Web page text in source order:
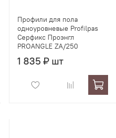
Профили для пола
одноуровневые Profilpas
Серфикс Проэнгл
PROANGLE ZA/250
1 835 ₽ шт